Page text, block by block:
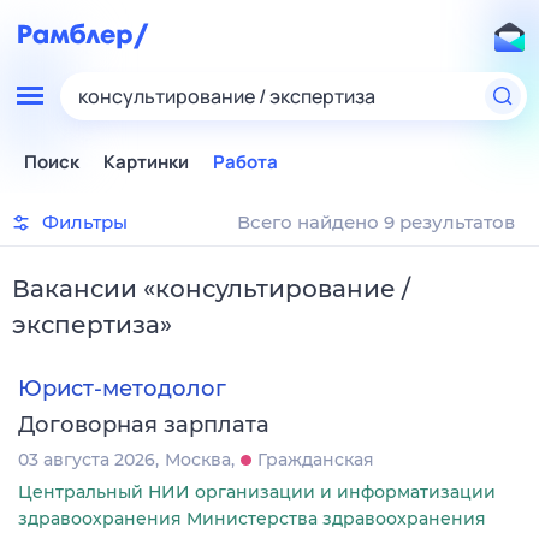
консультирование / экспертиза
Поиск Картинки Работа
Фильтры Всего найдено 9 результатов
Вакансии «консультирование /
экспертиза»
Юрист-методолог
Договорная зарплата
03 августа 2026 Москва
Гражданская
Центральный НИИ организации и информатизации
здравоохранения Министерства здравоохранения